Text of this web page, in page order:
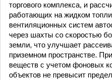
торгового комплекса, и
работающих на жидком
вентиляционных систем
через шахты со скоростью
земли, что улучшает
приземном пространстве.
веществ с учетом фоновых
объектов не превысит